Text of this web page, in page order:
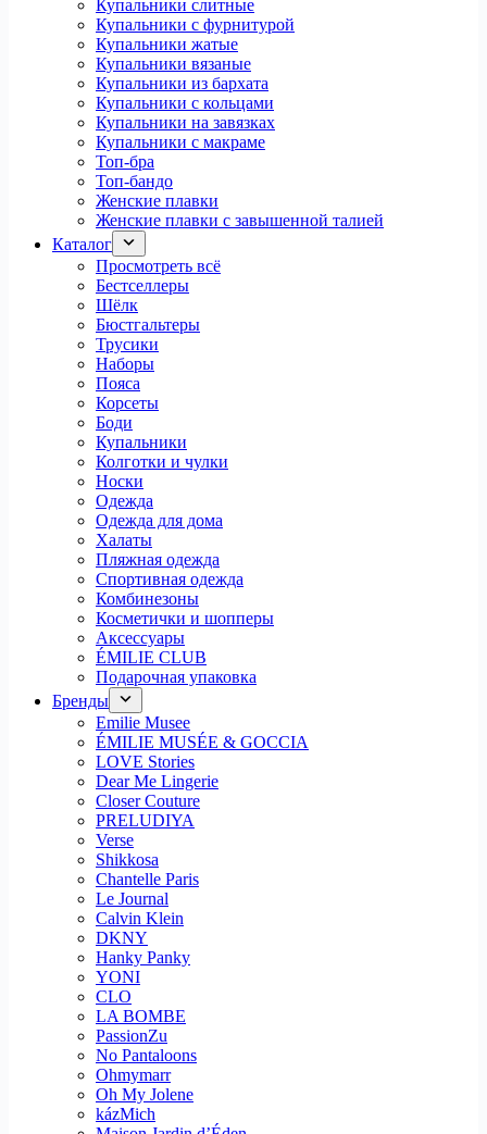
Купальники слитные
Купальники с фурнитурой
Купальники жатые
Купальники вязаные
Купальники из бархата
Купальники с кольцами
Купальники на завязках
Купальники с макраме
Топ-бра
Топ-бандо
Женские плавки
Женские плавки с завышенной талией
Каталог
Просмотреть всё
Бестселлеры
Шёлк
Бюстгальтеры
Трусики
Наборы
Пояса
Корсеты
Боди
Купальники
Колготки и чулки
Носки
Одежда
Одежда для дома
Халаты
Пляжная одежда
Спортивная одежда
Комбинезоны
Косметички и шопперы
Аксессуары
ÉMILIE CLUB
Подарочная упаковка
Бренды
Emilie Musee
ÉMILIE MUSÉE & GOCCIA
LOVE Stories
Dear Me Lingerie
Closer Couture
PRELUDIYA
Verse
Shikkosa
Chantelle Paris
Le Journal
Calvin Klein
DKNY
Hanky Panky
YONI
CLO
LA BOMBE
PassionZu
No Pantaloons
Ohmymarr
Oh My Jolene
kázMich